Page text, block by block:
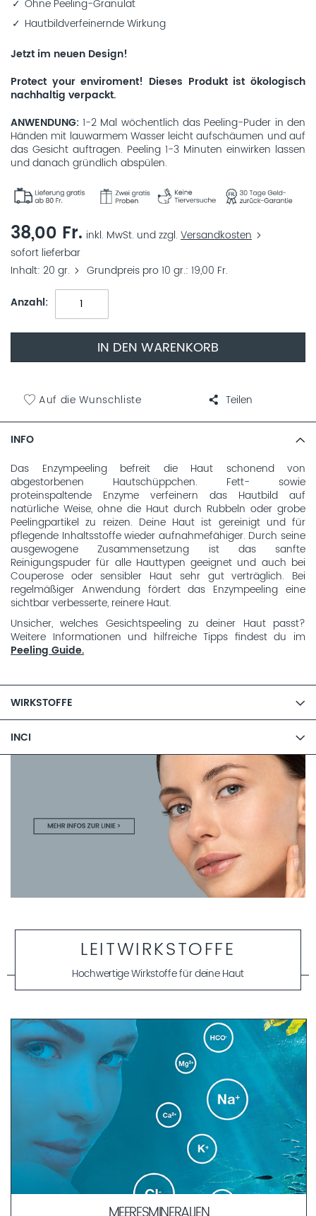
Ohne Peeling-Granulat
Hautbildverfeinernde Wirkung
Jetzt im neuen Design!
Protect your enviroment! Dieses Produkt ist ökologisch
nachhaltig verpackt.
ANWENDUNG 1-2 Mal wöchentlich das Peeling-Puder in den
Händen mit lauwarmem Wasser leicht aufschäumen und auf
das Gesicht auftragen. Peeling 1-3 Minuten einwirken lassen
und danach gründlich abspülen.
38,00 Fr. inkl. MwSt. und zzgl. Versandkosten
sofort lieferbar
Inhalt 20 gr. Grundpreis pro 10 gr. 19,00 Fr.
Anzahl
IN DEN WARENKORB
Auf die Wunschliste Teilen
INFO
Das Enzympeeling befreit die Haut schonend von
abgestorbenen Hautschüppchen. Fett- sowie
proteinspaltende Enzyme verfeinern das Hautbild auf
natürliche Weise, ohne die Haut durch Rubbeln oder grobe
Peelingpartikel zu reizen. Deine Haut ist gereinigt und für
pflegende Inhaltsstoffe wieder aufnahmefähiger. Durch seine
ausgewogene Zusammensetzung ist das sanfte
Reinigungspuder für alle Hauttypen geeignet und auch bei
Couperose oder sensibler Haut sehr gut verträglich. Bei
regelmäßiger Anwendung fördert das Enzympeeling eine
sichtbar verbesserte, reinere Haut.
Unsicher, welches Gesichtspeeling zu deiner Haut passt?
Weitere Informationen und hilfreiche Tipps findest du im
Peeling Guide.
WIRKSTOFFE
INCI
LEITWIRKSTOFFE
Hochwertige Wirkstoffe für deine Haut